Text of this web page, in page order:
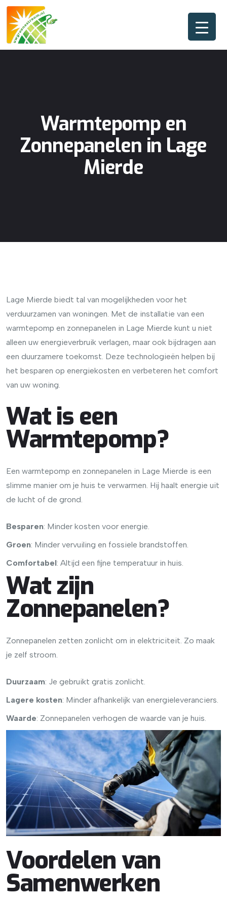
Warmtepomp en
Zonnepanelen in Lage
Mierde
Lage Mierde biedt tal van mogelijkheden voor het
verduurzamen van woningen. Met de installatie van een
warmtepomp en zonnepanelen in Lage Mierde kunt u niet
alleen uw energieverbruik verlagen, maar ook bijdragen aan
een duurzamere toekomst. Deze technologieën helpen bij
het besparen op energiekosten en verbeteren het comfort
van uw woning.
Wat is een
Warmtepomp?
Een warmtepomp en zonnepanelen in Lage Mierde is een
slimme manier om je huis te verwarmen. Hij haalt energie uit
de lucht of de grond.
Besparen: Minder kosten voor energie.
Groen: Minder vervuiling en fossiele brandstoffen.
Comfortabel: Altijd een fijne temperatuur in huis.
Wat zijn
Zonnepanelen?
Zonnepanelen zetten zonlicht om in elektriciteit. Zo maak
je zelf stroom.
Duurzaam: Je gebruikt gratis zonlicht.
Lagere kosten: Minder afhankelijk van energieleveranciers.
Waarde: Zonnepanelen verhogen de waarde van je huis.
Voordelen van
Samenwerken